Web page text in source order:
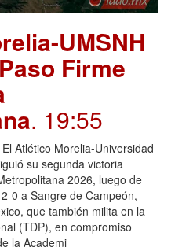
UMSNH
Firme
. 19:55
Atlético Morelia-Universidad
su segunda victoria
2026, luego de
0 a Sangre de Campeón,
que también milita en la
(TDP), en compromiso
la Academi